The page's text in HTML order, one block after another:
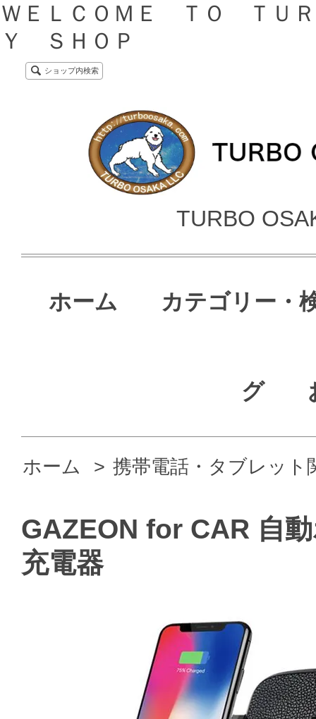
ＷＥＬＣＯＭＥ ＴＯ ＴＵ
Ｙ ＳＨＯＰ
ショップ内検索
TURBO
ホーム カテゴリー・
グ
ホーム > 携帯電話・タブレット
GAZEON for CAR 自
充電器